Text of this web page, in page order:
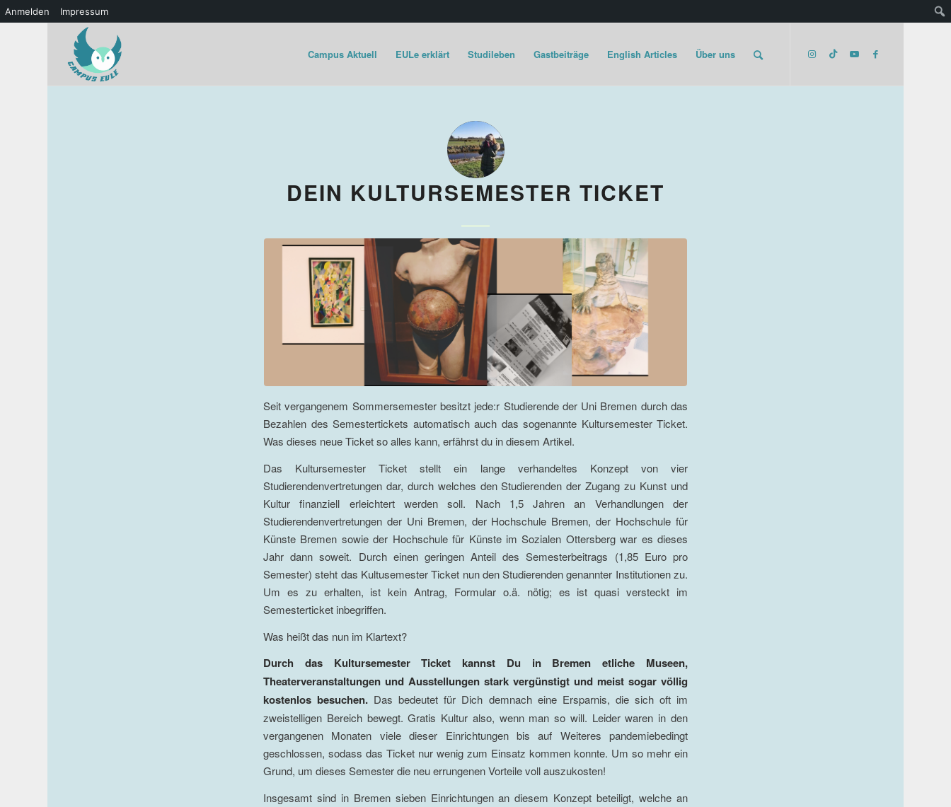
Anmelden Impressum
Campus Aktuell EULe erklärt Studileben Gastbeiträge English Articles Über uns
DEIN KULTURSEMESTER TICKET
Seit vergangenem Sommersemester besitzt jede:r Studierende der Uni Bremen durch das
Bezahlen des Semestertickets automatisch auch das sogenannte Kultursemester Ticket.
Was dieses neue Ticket so alles kann, erfährst du in diesem Artikel.
Das Kultursemester Ticket stellt ein lange verhandeltes Konzept von vier
Studierendenvertretungen dar, durch welches den Studierenden der Zugang zu Kunst und
Kultur finanziell erleichtert werden soll. Nach 1,5 Jahren an Verhandlungen der
Studierendenvertretungen der Uni Bremen, der Hochschule Bremen, der Hochschule für
Künste Bremen sowie der Hochschule für Künste im Sozialen Ottersberg war es dieses
Jahr dann soweit. Durch einen geringen Anteil des Semesterbeitrags (1,85 Euro pro
Semester) steht das Kultusemester Ticket nun den Studierenden genannter Institutionen zu.
Um es zu erhalten, ist kein Antrag, Formular o.ä. nötig; es ist quasi versteckt im
Semesterticket inbegriffen.
Was heißt das nun im Klartext?
Durch das Kultursemester Ticket kannst Du in Bremen etliche Museen,
Theaterveranstaltungen und Ausstellungen stark vergünstigt und meist sogar völlig
kostenlos besuchen. Das bedeutet für Dich demnach eine Ersparnis, die sich oft im
zweistelligen Bereich bewegt. Gratis Kultur also, wenn man so will. Leider waren in den
vergangenen Monaten viele dieser Einrichtungen bis auf Weiteres pandemiebedingt
geschlossen, sodass das Ticket nur wenig zum Einsatz kommen konnte. Um so mehr ein
Grund, um dieses Semester die neu errungenen Vorteile voll auszukosten!
Insgesamt sind in Bremen sieben Einrichtungen an diesem Konzept beteiligt, welche an